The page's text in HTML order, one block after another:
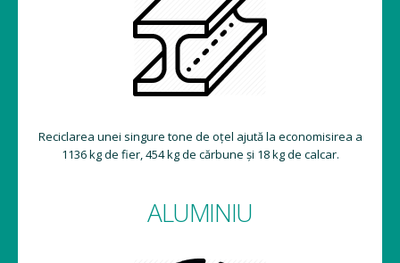
Reciclarea unei singure tone de oțel ajută la economisirea a
1136 kg de fier, 454 kg de cărbune și 18 kg de calcar.
ALUMINIU